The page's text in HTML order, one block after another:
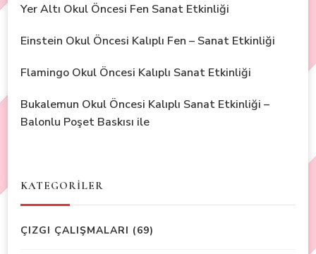
Yer Altı Okul Öncesi Fen Sanat Etkinliği
Einstein Okul Öncesi Kalıplı Fen – Sanat Etkinliği
Flamingo Okul Öncesi Kalıplı Sanat Etkinliği
Bukalemun Okul Öncesi Kalıplı Sanat Etkinliği –
Balonlu Poşet Baskısı ile
KATEGORİLER
ÇIZGI ÇALIŞMALARI (69)